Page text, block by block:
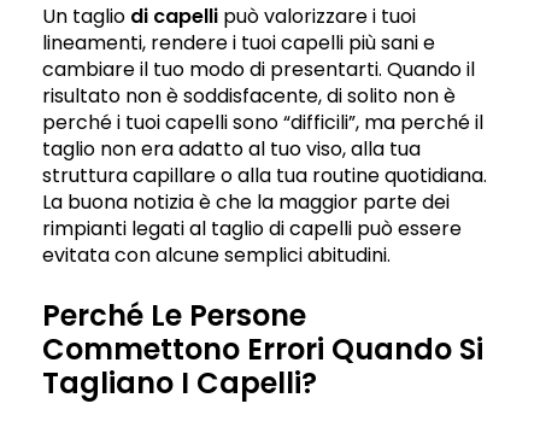
Un taglio di capelli può valorizzare i tuoi
lineamenti, rendere i tuoi capelli più sani e
cambiare il tuo modo di presentarti. Quando il
risultato non è soddisfacente, di solito non è
perché i tuoi capelli sono “difficili”, ma perché il
taglio non era adatto al tuo viso, alla tua
struttura capillare o alla tua routine quotidiana.
La buona notizia è che la maggior parte dei
rimpianti legati al taglio di capelli può essere
evitata con alcune semplici abitudini.
Perché Le Persone
Commettono Errori Quando Si
Tagliano I Capelli?